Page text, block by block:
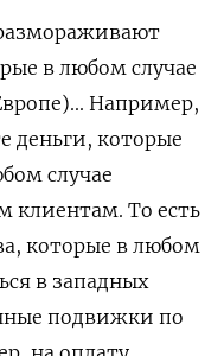
в любом случае
Например,
деньги, которые
случае
клиентам. То есть
которые в любом
в западных
подвижки по